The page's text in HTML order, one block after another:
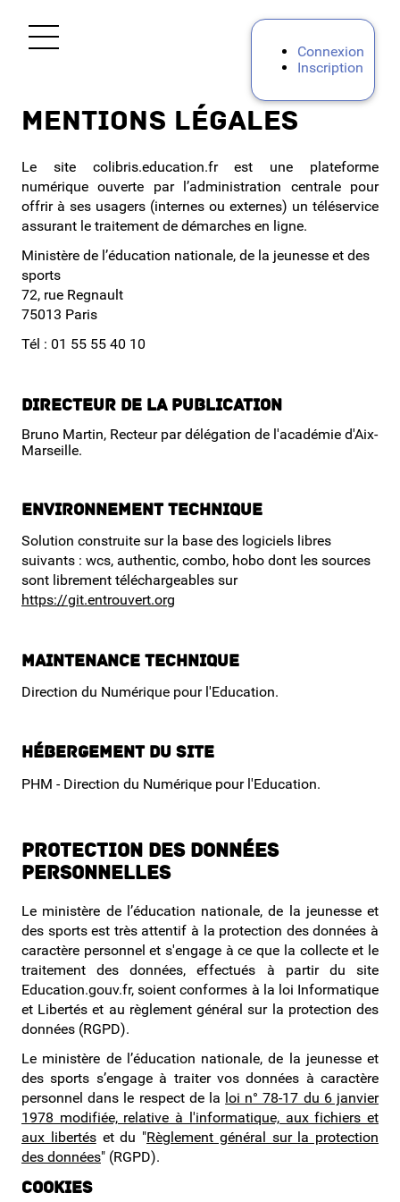
Connexion
Inscription
Ouvrir le menu
Personnels d'encadrement
Second degré
Personnels IATSS
Mes demandes
Mentions légales
Le site colibris.education.fr est une plateforme
numérique ouverte par l’administration centrale pour
offrir à ses usagers (internes ou externes) un téléservice
assurant le traitement de démarches en ligne.
Ministère de l’éducation nationale, de la jeunesse et des
sports
72, rue Regnault
75013 Paris
Tél : 01 55 55 40 10
Directeur de la publication
Bruno Martin, Recteur par délégation de l'académie d'Aix-
Marseille.
Environnement technique
Solution construite sur la base des logiciels libres
suivants : wcs, authentic, combo, hobo dont les sources
sont librement téléchargeables sur
https://git.entrouvert.org
Maintenance technique
Direction du Numérique pour l'Education.
Hébergement du site
PHM - Direction du Numérique pour l'Education.
Protection des données
personnelles
Le ministère de l’éducation nationale, de la jeunesse et
des sports est très attentif à la protection des données à
caractère personnel et s'engage à ce que la collecte et le
traitement des données, effectués à partir du site
Education.gouv.fr, soient conformes à la loi Informatique
et Libertés et au règlement général sur la protection des
données (RGPD).
Le ministère de l’éducation nationale, de la jeunesse et
des sports s’engage à traiter vos données à caractère
personnel dans le respect de la loi n° 78-17 du 6 janvier
1978 modifiée, relative à l'informatique, aux fichiers et
aux libertéset du "Règlement général sur la protection
des données" (RGPD).
Cookies